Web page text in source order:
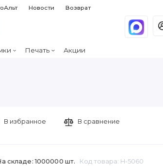
Новости Возврат
Печать Акции
складе: 1000000 шт. Код товара: H-5060
В избранное В сравнение